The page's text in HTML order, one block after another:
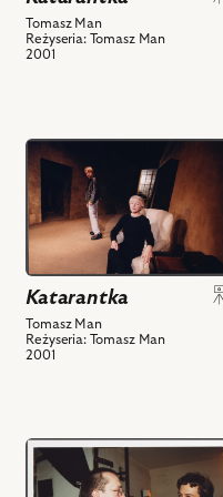
Łabonarska
-
-
Chłopiec,
Wnuk,
Anioł
i
powiązanych
z
obiektów
Tomasz Man
Reżyseria: Tomasz Man
2001
przejdź
do
obiektu
Katarantka,
zdjęciu:
Halina
Łabonarska
-
-
Chłopiec,
Wnuk,
Katarantka
Tomasz Man
Reżyseria: Tomasz Man
2001
przejdź
do